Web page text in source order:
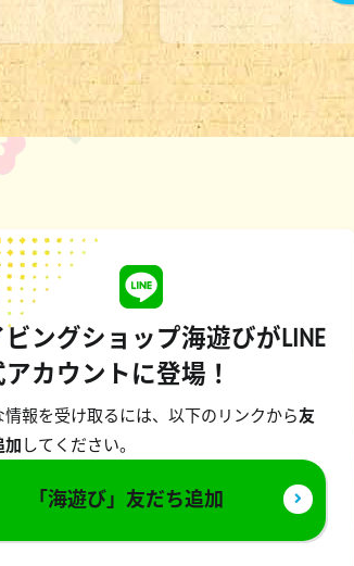
ングショップ海遊びがLINE
カウントに登場！
情報を受け取るには、以下のリンクから友
加 してください。
「海遊び」友だち追加